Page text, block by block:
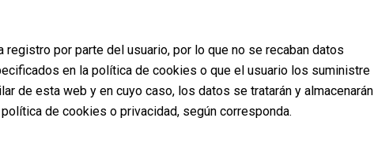
por parte del usuario, por lo que no se recaban datos
en la política de cookies o que el usuario los suministre
de esta web y en cuyo caso, los datos se tratarán y almacenarán
de cookies o privacidad, según corresponda.